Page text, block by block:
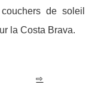
de soleil
la Costa Brava.